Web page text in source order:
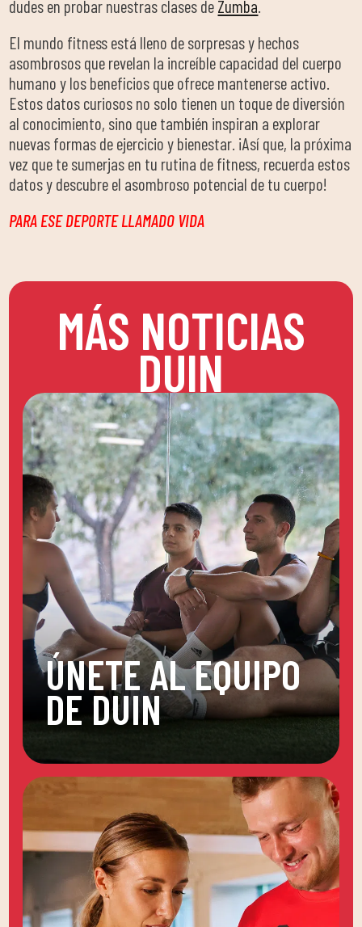
dudes en probar nuestras clases de Zumba
El mundo fitness está lleno de sorpresas y hechos
asombrosos que revelan la increíble capacidad del cuerpo
humano y los beneficios que ofrece mantenerse activo.
Estos datos curiosos no solo tienen un toque de diversión
al conocimiento, sino que también inspiran a explorar
nuevas formas de ejercicio y bienestar. ¡Así que, la próxima
vez que te sumerjas en tu rutina de fitness, recuerda estos
datos y descubre el asombroso potencial de tu cuerpo!
PARA ESE DEPORTE LLAMADO VIDA
MÁS NOTICIAS
DUIN
ÚNETE AL EQUIPO
DE DUIN